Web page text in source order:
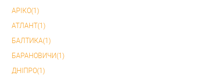
АРІКО(1)
АТЛАНТ(1)
БАЛТИКА(1)
БАРАНОВИЧИ(1)
ДНІПРО(1)